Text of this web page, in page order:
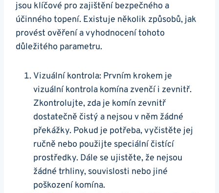
jsou klíčové pro zajištění bezpečného a
účinného topení. Existuje několik způsobů, jak
provést ověření a vyhodnocení tohoto
důležitého parametru.
Vizuální kontrola: Prvním krokem je
vizuální kontrola komína zvenčí i zevnitř.
Zkontrolujte, zda je komín zevnitř
dostatečně čistý a nejsou v něm žádné
překážky. Pokud je potřeba, vyčistěte jej
ručně nebo použijte speciální čistící
prostředky. Dále se ujistěte, že nejsou
žádné trhliny, souvislosti nebo jiné
poškození komína.